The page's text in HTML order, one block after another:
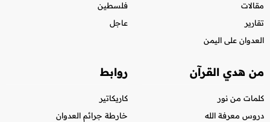
مقالات
تقارير
العدوان على اليمن
فلسطين
عاجل
من هدي القرآن
كلمات من نور
دروس معرفة الله
روابط
كاريكاتير
خارطة جرائم العدوان